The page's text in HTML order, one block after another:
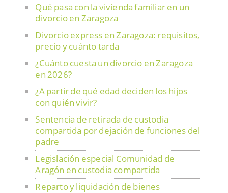
Qué pasa con la vivienda familiar en un
divorcio en Zaragoza
Divorcio express en Zaragoza: requisitos,
precio y cuánto tarda
¿Cuánto cuesta un divorcio en Zaragoza
en 2026?
¿A partir de qué edad deciden los hijos
con quién vivir?
Sentencia de retirada de custodia
compartida por dejación de funciones del
padre
Legislación especial Comunidad de
Aragón en custodia compartida
Reparto y liquidación de bienes